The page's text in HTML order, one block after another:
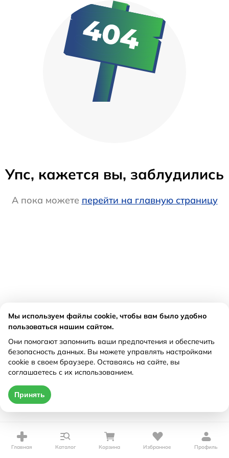
Упс, кажется вы, заблудились
А пока можете перейти на главную страницу
Главная Каталог Корзина Избранное Профиль
Мы используем файлы cookie, чтобы вам было удобно
пользоваться нашим сайтом.
Они помогают запомнить ваши предпочтения и обеспечить
безопасность данных. Вы можете управлять настройками
cookie в своем браузере. Оставаясь на сайте, вы
соглашаетесь с их использованием.
Принять